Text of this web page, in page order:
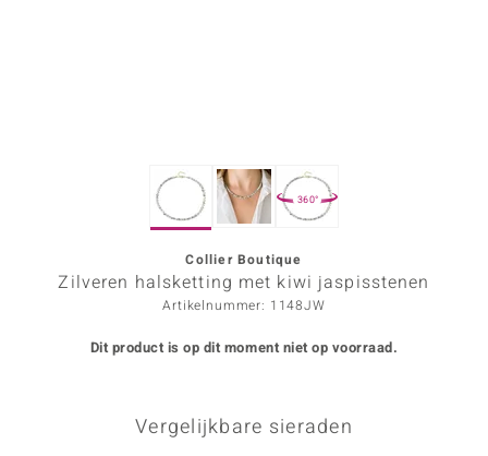
360°
Collier Boutique
Zilveren halsketting met kiwi jaspisstenen
Artikelnummer: 1148JW
Dit product is op dit moment niet op voorraad.
Vergelijkbare sieraden